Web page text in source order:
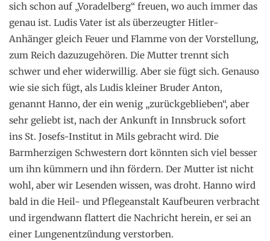
sich schon auf „Voradelberg“ freuen, wo auch immer das
genau ist. Ludis Vater ist als überzeugter Hitler-
Anhänger gleich Feuer und Flamme von der Vorstellung,
zum Reich dazuzugehören. Die Mutter trennt sich
schwer und eher widerwillig. Aber sie fügt sich. Genauso
wie sie sich fügt, als Ludis kleiner Bruder Anton,
genannt Hanno, der ein wenig „zurückgeblieben“, aber
sehr geliebt ist, nach der Ankunft in Innsbruck sofort
ins St. Josefs-Institut in Mils gebracht wird. Die
Barmherzigen Schwestern dort könnten sich viel besser
um ihn kümmern und ihn fördern. Der Mutter ist nicht
wohl, aber wir Lesenden wissen, was droht. Hanno wird
bald in die Heil- und Pflegeanstalt Kaufbeuren verbracht
und irgendwann flattert die Nachricht herein, er sei an
einer Lungenentzündung verstorben.